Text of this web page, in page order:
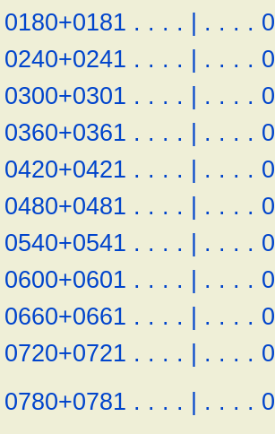
0180+0181 . . . . | . . . .
0240+0241 . . . . | . . . .
0300+0301 . . . . | . . . .
0360+0361 . . . . | . . . .
0420+0421 . . . . | . . . .
0480+0481 . . . . | . . . .
0540+0541 . . . . | . . . .
0600+0601 . . . . | . . . .
0660+0661 . . . . | . . . .
0720+0721 . . . . | . . . .
0780+0781 . . . . | . . . .